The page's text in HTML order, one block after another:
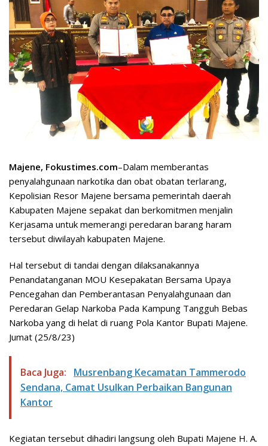
Majene, Fokustimes.com–Dalam memberantas
penyalahgunaan narkotika dan obat obatan terlarang,
Kepolisian Resor Majene bersama pemerintah daerah
Kabupaten Majene sepakat dan berkomitmen menjalin
Kerjasama untuk memerangi peredaran barang haram
tersebut diwilayah kabupaten Majene.
Hal tersebut di tandai dengan dilaksanakannya
Penandatanganan MOU Kesepakatan Bersama Upaya
Pencegahan dan Pemberantasan Penyalahgunaan dan
Peredaran Gelap Narkoba Pada Kampung Tangguh Bebas
Narkoba yang di helat di ruang Pola Kantor Bupati Majene.
Jumat (25/8/23)
Baca Juga:
Musrenbang Kecamatan Tammerodo
Sendana, Camat Usulkan Perbaikan Bangunan
Kantor
Kegiatan tersebut dihadiri langsung oleh Bupati Majene H. A.